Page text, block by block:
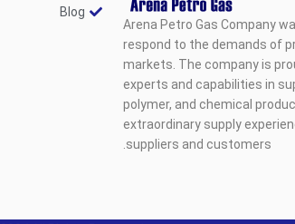
Arena Petro Gas Company
respond to the demands of
markets. The company is
experts and capabilities in
polymer, and chemical
extraordinary supply
suppliers and customers.
Blog